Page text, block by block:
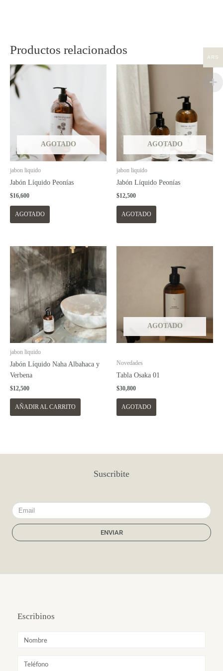
Productos relacionados
AGOTADO
jabon liquido
Jabón Líquido Peonías
$16,600
AGOTADO
AGOTADO
jabon liquido
Jabón Líquido Peonías
$12,500
AGOTADO
jabon liquido
Jabón Líquido Naha Albahaca y
Verbena
$12,500
AÑADIR AL CARRITO
AGOTADO
Novedades
Tabla Osaka 01
$30,800
AGOTADO
Suscribite
Email
ENVIAR
Escribinos
ARS